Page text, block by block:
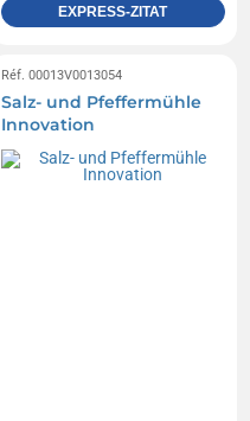
EXPRESS-ZITAT
Réf. 00013V0013054
Salz- und Pfeffermühle
Innovation